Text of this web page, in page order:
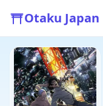
Otaku Japan